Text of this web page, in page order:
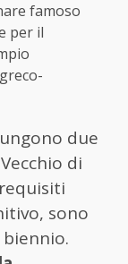
famoso
per il
due
di
sono